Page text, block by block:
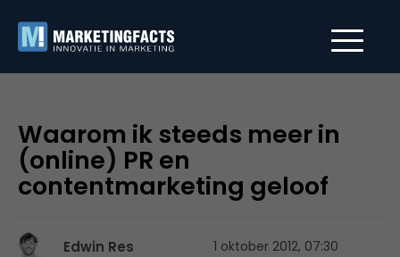
Waarom ik steeds meer in
(online) PR en
contentmarketing geloof
Edwin Res 1 oktober 2012, 07:30